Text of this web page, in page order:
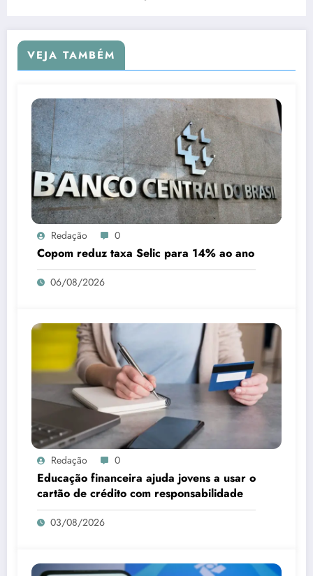
VEJA TAMBÉM
Redação 0
Copom reduz taxa Selic para 14% ao ano
06/08/2026
Redação 0
Educação financeira ajuda jovens a usar o
cartão de crédito com responsabilidade
03/08/2026